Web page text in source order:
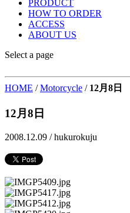
PRODUCT
HOW TO ORDER
ACCESS
ABOUT US
Select a page
HOME /Motorcycle / 12月8日
12月8日
2008.12.09 /hukurokuju